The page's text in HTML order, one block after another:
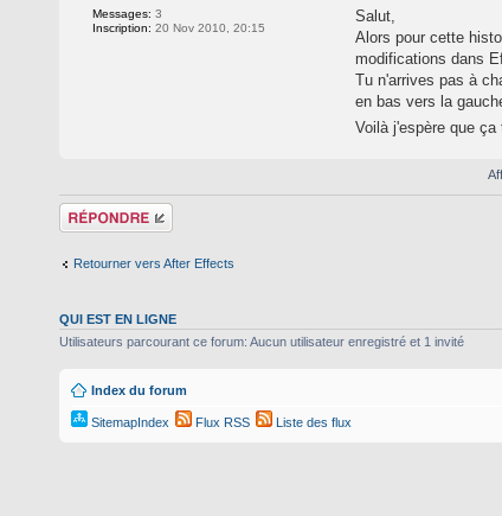
Messages: 3
Inscription: 20 Nov 2010, 20:15
Salut,
Alors pour cette
modifications dans
Tu n'arrives pas à
en bas vers la
Voilà j'espère que ça
Répondre
Retourner vers After Effects
QUI EST EN LIGNE
Utilisateurs parcourant ce forum: Aucun utilisateur enregistré et 1 invité
Index du forum
SitemapIndex Flux RSS Liste des flux